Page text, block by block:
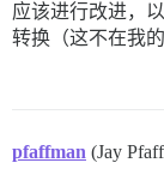
应该进行改进，
转换（这不在我
pfaffman (Jay